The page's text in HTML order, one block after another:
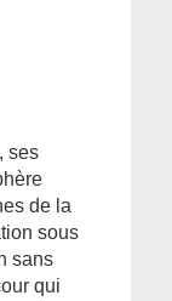
ses
de la
sous
sans
qui